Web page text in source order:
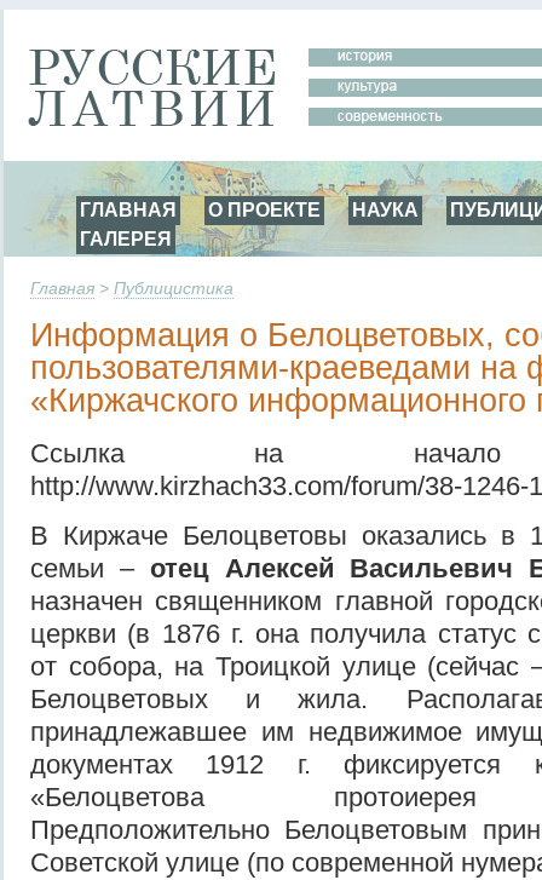
ГЛАВНАЯ О ПРОЕКТЕ НАУКА
ГАЛЕРЕЯ
Главная > Публицистика
Информация о Белоцветовых,
пользователями-краеведами на
«Киржачского информационного
Cсылка на начало
http://www.kirzhach33.com/forum/38-1246-
В Киржаче Белоцветовы оказались в
семьи – отец Алексей Васильевич
назначен священником главной
церкви (в 1876 г. она получила статус
от собора, на Троицкой улице (сейчас
Белоцветовых и жила.
принадлежавшее им недвижимое
документах 1912 г. фиксируется
«Белоцветова протоиерея
Предположительно Белоцветовым
Советской улице (по современной